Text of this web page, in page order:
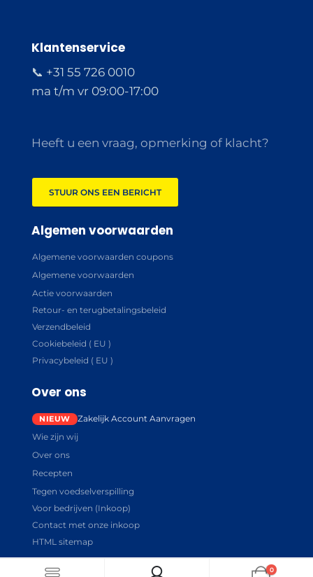
Klantenservice
📞 +31 55 726 0010
ma t/m vr 09:00-17:00
Heeft u een vraag, opmerking of klacht?
STUUR ONS EEN BERICHT
Algemen voorwaarden
Algemene voorwaarden coupons
Algemene voorwaarden
Actie voorwaarden
Retour- en terugbetalingsbeleid
Verzendbeleid
Cookiebeleid ( EU )
Privacybeleid ( EU )
Over ons
Zakelijk Account Aanvragen
Wie zijn wij
Over ons
Recepten
Tegen voedselverspilling
Voor bedrijven (Inkoop)
Contact met onze inkoop
HTML sitemap
0